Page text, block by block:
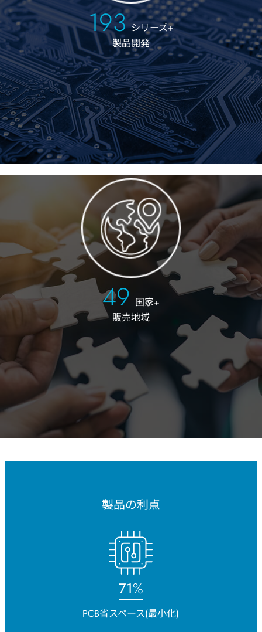
200 シリーズ+
製品開発
50 国家+
販売地域
製品の利点
75%
PCB省スペース(最小化)